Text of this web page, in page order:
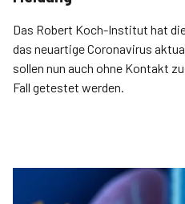
Das Robert Koch-Institut hat
das neuartige Coronavirus
sollen nun auch ohne Kontakt
Fall getestet werden.